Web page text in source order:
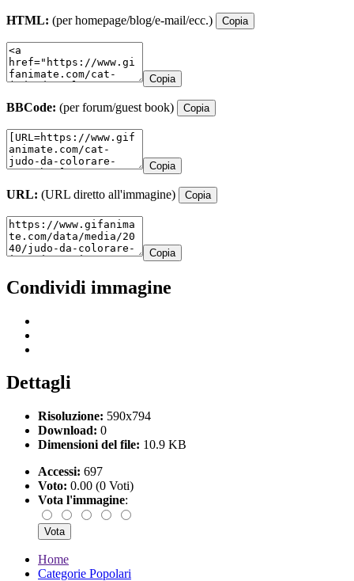
HTML: (per homepage/blog/e-mail/ecc.) Copia
Copia
BBCode: (per forum/guest book) Copia
Copia
URL: (URL diretto all'immagine) Copia
Copia
Condividi immagine
Dettagli
Risoluzione: 590x794
Download: 0
Dimensioni del file: 10.9 KB
Accessi: 697
Voto: 0.00 (0 Voti)
Vota l'immagine:
Home
Categorie Popolari